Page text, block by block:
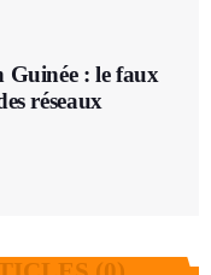
Guinée : le faux
réseaux